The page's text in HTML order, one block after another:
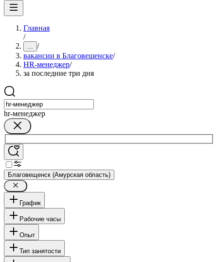
Главная
/
... /
вакансии в Благовещенске/
HR-менеджер/
за последние три дня
hr-менеджер
Благовещенск (Амурская область)
График
Рабочие часы
Опыт
Тип занятости